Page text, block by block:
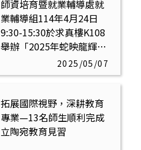
師資培育暨就業輔導處就
業輔導組114年4月24日
9:30-15:30於求真樓K108
舉辦「2025年蛇映龍輝展
鴻圖」校園徵才博覽會
2025/05/07
拓展國際視野，深耕教育
專業—13名師生順利完成
立陶宛教育見習